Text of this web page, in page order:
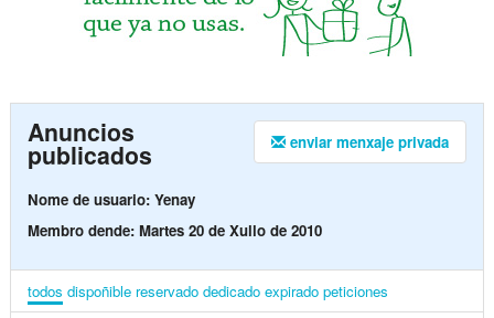
enviar menxaje privada
Anuncios
publicados
Nome de usuario: Yenay
Membro dende: Martes 20 de Xullo de 2010
todos dispoñible reservado dedicado expirado peticiones